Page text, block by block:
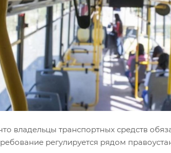
владельцы транспортных средств
регулируется рядом